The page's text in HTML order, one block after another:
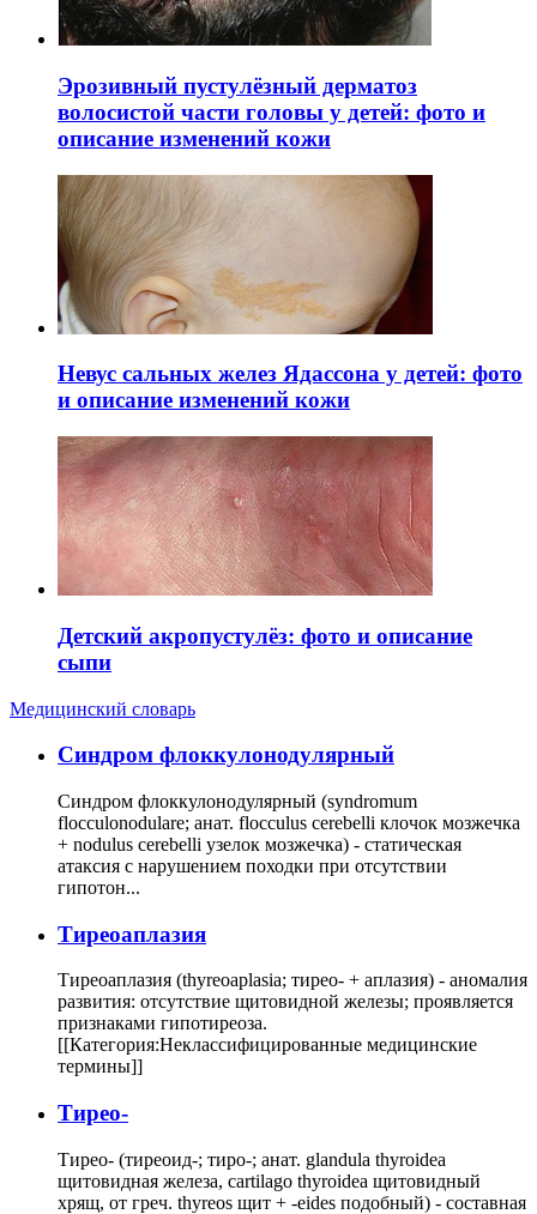
Эрозивный пустулёзный дерматоз
волосистой части головы у детей: фото и
описание изменений кожи
Невус сальных желез Ядассона у детей: фото
и описание изменений кожи
Детский акропустулёз: фото и описание
сыпи
Медицинский словарь
Cиндром флоккулонодулярный
Синдром флоккулонодулярный (syndromum
flocculonodulare; анат. flocculus cerebelli клочок мозжечка
+ nodulus cerebelli узелок мозжечка) - статическая
атаксия с нарушением походки при отсутствии
гипотон...
Тиреоаплазия
Тиреоаплазия (thyreoaplasia; тирео- + аплазия) - аномалия
развития: отсутствие щитовидной железы; проявляется
признаками гипотиреоза.
[[Категория:Неклассифицированные медицинские
термины]]
Тирео-
Тирео- (тиреоид-; тиро-; анат. glandula thyroidea
щитовидная железа, cartilago thyroidea щитовидный
хрящ, от греч. thyreos щит + -eides подобный) - составная